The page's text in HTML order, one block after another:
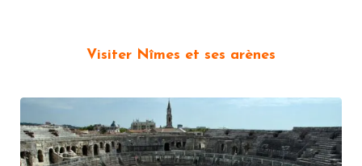
Visiter Nîmes et ses arènes